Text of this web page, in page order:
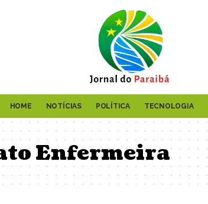
HOME NOTÍCIAS POLÍTICA TECNOLOGIA
Enfermeira